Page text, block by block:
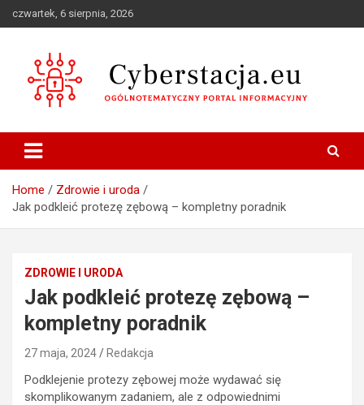
to
czwartek, 6 sierpnia, 2026
Cyberstacja.eu
Home
Zdrowie i uroda
Jak podkleić protezę zębową – kompletny poradnik
ZDROWIE I URODA
Jak podkleić protezę zębową –
kompletny poradnik
27 maja, 2024 Redakcja
Podklejenie protezy zębowej może wydawać się
skomplikowanym zadaniem, ale z odpowiednimi